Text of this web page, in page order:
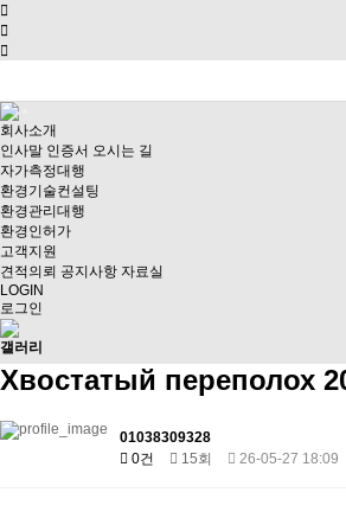
회사소개
인사말 인증서 오시는 길
자가측정대행
환경기술컨설팅
환경관리대행
환경인허가
고객지원
견적의뢰 공지사항 자료실
LOGIN
로그인
갤러리
Хвостатый переполох
01038309328
0건
15회 26-05-27 18:09